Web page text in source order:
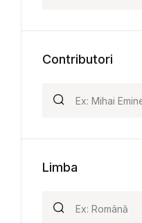
Contributori
Limba